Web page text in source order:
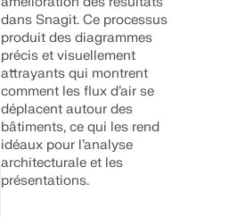
dans Snagit. Ce processus
produit des diagrammes
précis et visuellement
attrayants qui montrent
comment les flux d’air se
déplacent autour des
bâtiments, ce qui les rend
idéaux pour l’analyse
architecturale et les
présentations.